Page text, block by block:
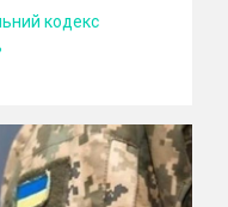
кодекс